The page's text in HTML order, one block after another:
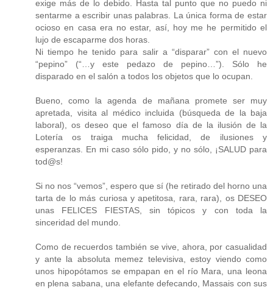
exige más de lo debido. Hasta tal punto que no puedo ni
sentarme a escribir unas palabras. La única forma de estar
ocioso en casa era no estar, así, hoy me he permitido el
lujo de escaparme dos horas.
Ni tiempo he tenido para salir a “disparar” con el nuevo
“pepino” (“…y este pedazo de pepino…”). Sólo he
disparado en el salón a todos los objetos que lo ocupan.
Bueno, como la agenda de mañana promete ser muy
apretada, visita al médico incluida (búsqueda de la baja
laboral), os deseo que el famoso día de la ilusión de la
Lotería os traiga mucha felicidad, de ilusiones y
esperanzas. En mi caso sólo pido, y no sólo, ¡SALUD para
tod@s!
Si no nos “vemos”, espero que sí (he retirado del horno una
tarta de lo más curiosa y apetitosa, rara, rara), os DESEO
unas FELICES FIESTAS, sin tópicos y con toda la
sinceridad del mundo.
Como de recuerdos también se vive, ahora, por casualidad
y ante la absoluta memez televisiva, estoy viendo como
unos hipopótamos se empapan en el río Mara, una leona
en plena sabana, una elefante defecando, Massais con sus